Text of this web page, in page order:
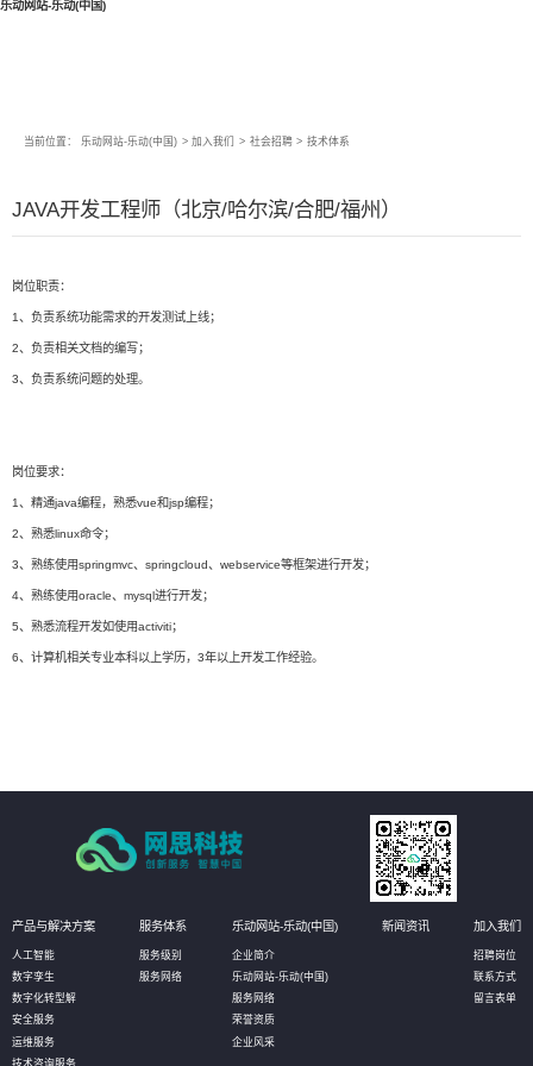
乐动网站-乐动(中国)
当前位置： 乐动网站-乐动(中国) > 加入我们 > 社会招聘 > 技术体系
JAVA开发工程师（北京/哈尔滨/合肥/福州）
岗位职责：
1、负责系统功能需求的开发测试上线；
2、负责相关文档的编写；
3、负责系统问题的处理。
岗位要求：
1、精通java编程，熟悉vue和jsp编程；
2、熟悉linux命令；
3、熟练使用springmvc、springcloud、webservice等框架进行开发；
4、熟练使用oracle、mysql进行开发；
5、熟悉流程开发如使用activiti；
6、计算机相关专业本科以上学历，3年以上开发工作经验。
产品与解决方案
人工智能
数字孪生
数字化转型解
安全服务
运维服务
技术咨询服务
服务体系
服务级别
服务网络
乐动网站-乐动(中国)
企业简介
乐动网站-乐动(中国)
服务网络
荣誉资质
企业风采
新闻资讯 加入我们
招聘岗位
联系方式
留言表单